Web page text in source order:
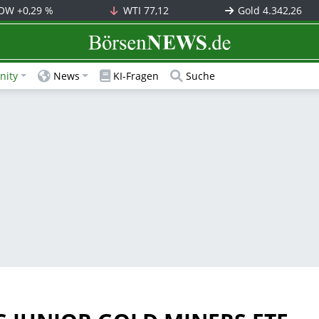
+0,29 % WTI 77,12 Gold4.342,26
BörsenNEWS.de
News KI-Fragen Suche